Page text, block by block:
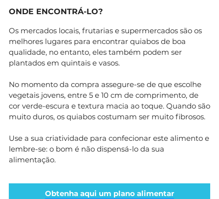
ONDE ENCONTRÁ-LO?
Os mercados locais, frutarias e supermercados são os
melhores lugares para encontrar quiabos de boa
qualidade, no entanto, eles também podem ser
plantados em quintais e vasos.
No momento da compra assegure-se de que escolhe
vegetais jovens, entre 5 e 10 cm de comprimento, de
cor verde-escura e textura macia ao toque. Quando são
muito duros, os quiabos costumam ser muito fibrosos.
Use a sua criatividade para confecionar este alimento e
lembre-se: o bom é não dispensá-lo da sua
alimentação.
Obtenha aqui um plano alimentar